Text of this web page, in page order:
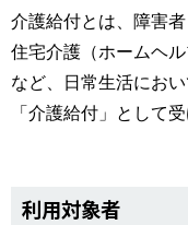
介護給付とは、障害
住宅介護（ホームヘ
など、日常生活にお
「介護給付」として
利用対象者